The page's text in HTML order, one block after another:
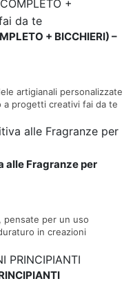
+ BICCHIERI) –
artigianali personalizzate
a progetti creativi fai da te
alle Fragranze per
pensate per un uso
in creazioni